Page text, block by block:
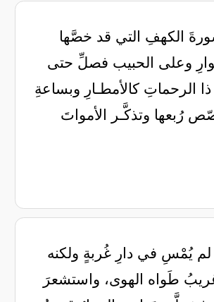
الكهفِ التي قد خصَّها
وعلى الحبيب فصلِّ حتى
الرحماتِ كالأمطـارِ وبساعةِ
رُبعها وتذكَّـر الأمواتَ
يُمْسِ في دارِ غُربةٍ ‏ولكنه
‏طَواه الهوى، واستشعرَ